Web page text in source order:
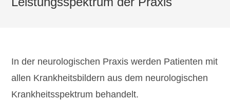
In der neurologischen Praxis werden Patienten mit
allen Krankheitsbildern aus dem neurologischen
Krankheitsspektrum behandelt.